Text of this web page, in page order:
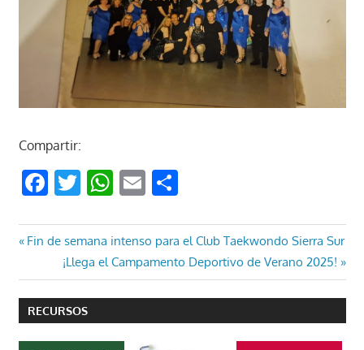
Compartir:
Facebook
Twitter
WhatsApp
EmailCompartir
Navegación
de
entradas
Entrada
anterior:
Fin de semana intenso para el Club Taekwondo Sierra Sur
Entrada
siguiente:
¡Llega el Campamento Deportivo de Verano 2025!
RECURSOS